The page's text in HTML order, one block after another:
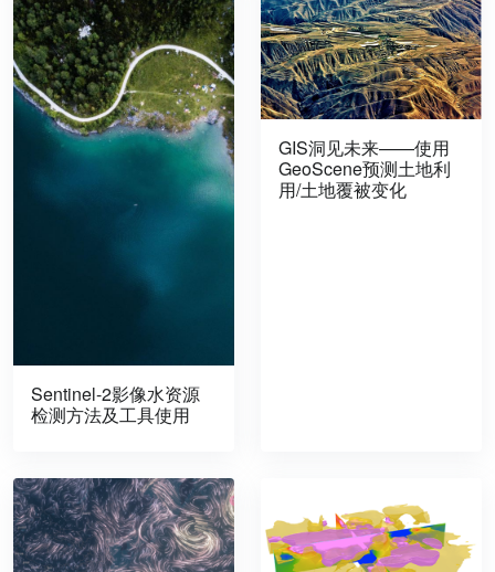
Sentinel-2影像水资源
检测方法及工具使用
GIS洞见未来——使用
GeoScene预测土地利
用/土地覆被变化